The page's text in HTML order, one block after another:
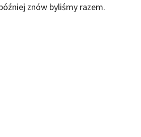
znów byliśmy razem.